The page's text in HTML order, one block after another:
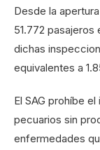
Desde la
51.772 pasajeros
dichas
equivalentes a
El SAG prohíbe
pecuarios sin
enfermedades